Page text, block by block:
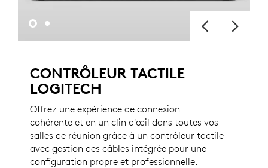
CONTRÔLEUR TACTILE
LOGITECH
Offrez une expérience de connexion
cohérente et en un clin d'œil dans toutes vos
salles de réunion grâce à un contrôleur tactile
avec gestion des câbles intégrée pour une
configuration propre et professionnelle.